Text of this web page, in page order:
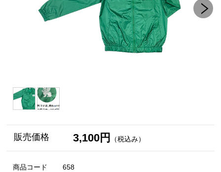
販売価格 3,100円 （税込み）
商品コード 658